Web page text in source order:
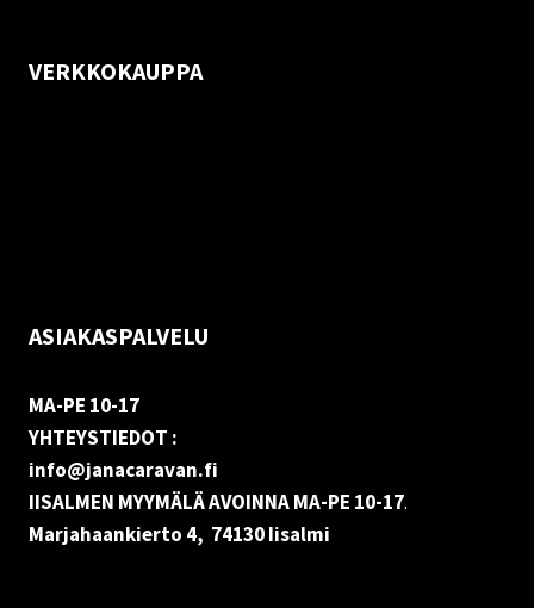
VERKKOKAUPPA
ASIAKASPALVELU
MA-PE 10-17
YHTEYSTIEDOT :
info@janacaravan.fi
IISALMEN MYYMÄLÄ AVOINNA MA-PE 10-17.
Marjahaankierto 4, 74130 Iisalmi